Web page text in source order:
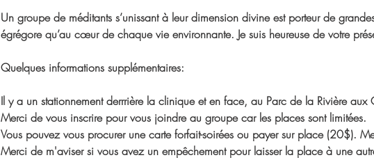
Un groupe de méditants s’unissant à leur dimension divine est porteur de
égrégore qu’au cœur de chaque vie environnante. Je suis heureuse de votre
Quelques informations supplémentaires:
Il y a un stationnement derrrière la clinique et en face, au Parc de la Rivière aux
Merci de vous inscrire pour vous joindre au groupe car les places sont limitées.
Vous pouvez vous procurer une carte forfait-soirées ou payer sur place (20$).
Merci de m'aviser si vous avez un empêchement pour laisser la place à une